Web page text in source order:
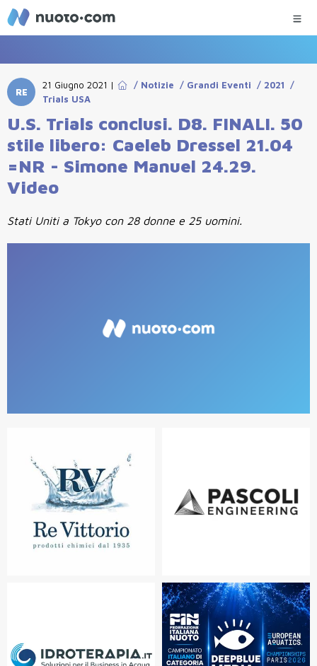
RE
21 Giugno 2021 | / Notizie / Grandi Eventi / 2021 /
Trials USA
U.S. Trials conclusi. D8. FINALI. 50
stile libero: Caeleb Dressel 21.04
=NR - Simone Manuel 24.29.
Video
Stati Uniti a Tokyo con 28 donne e 25 uomini.